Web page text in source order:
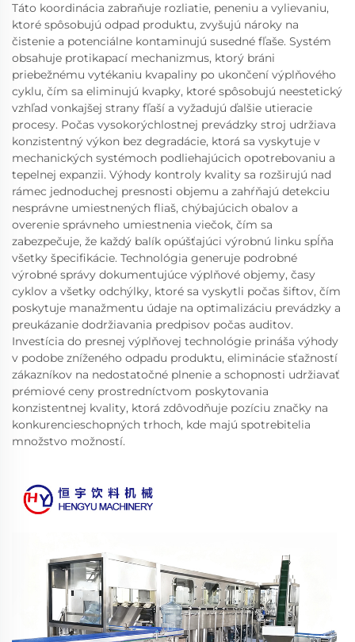
Táto koordinácia zabraňuje rozliatie, peneniu a vylievaniu,
ktoré spôsobujú odpad produktu, zvyšujú nároky na
čistenie a potenciálne kontaminujú susedné fľaše. Systém
obsahuje protikapací mechanizmus, ktorý bráni
priebežnému vytékaniu kvapaliny po ukončení výplňového
cyklu, čím sa eliminujú kvapky, ktoré spôsobujú neestetický
vzhľad vonkajšej strany fľaší a vyžadujú ďalšie utieracie
procesy. Počas vysokorýchlostnej prevádzky stroj udržiava
konzistentný výkon bez degradácie, ktorá sa vyskytuje v
mechanických systémoch podliehajúcich opotrebovaniu a
tepelnej expanzii. Výhody kontroly kvality sa rozširujú nad
rámec jednoduchej presnosti objemu a zahŕňajú detekciu
nesprávne umiestnených fliaš, chýbajúcich obalov a
overenie správneho umiestnenia viečok, čím sa
zabezpečuje, že každý balík opúšťajúci výrobnú linku spĺňa
všetky špecifikácie. Technológia generuje podrobné
výrobné správy dokumentujúce výplňové objemy, časy
cyklov a všetky odchýlky, ktoré sa vyskytli počas šiftov, čím
poskytuje manažmentu údaje na optimalizáciu prevádzky a
preukázanie dodržiavania predpisov počas auditov.
Investícia do presnej výplňovej technológie prináša výhody
v podobe zníženého odpadu produktu, eliminácie sťažností
zákazníkov na nedostatočné plnenie a schopnosti udržiavať
prémiové ceny prostredníctvom poskytovania
konzistentnej kvality, ktorá zdôvodňuje pozíciu značky na
konkurencieschopných trhoch, kde majú spotrebitelia
množstvo možností.